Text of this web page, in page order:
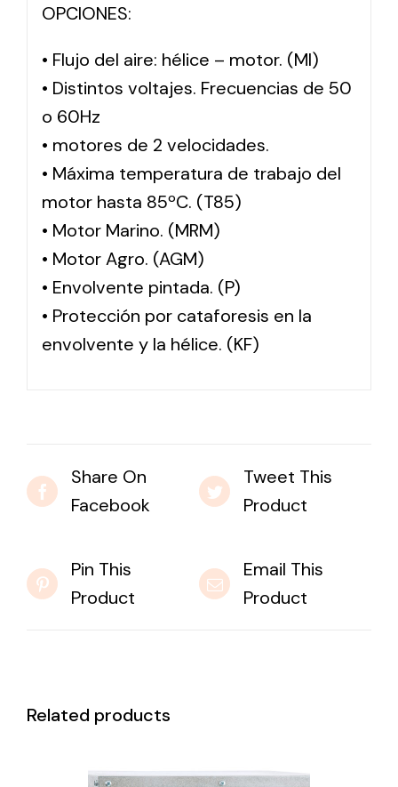
OPCIONES:
• Flujo del aire: hélice – motor. (MI)
• Distintos voltajes. Frecuencias de 50
o 60Hz
• motores de 2 velocidades.
• Máxima temperatura de trabajo del
motor hasta 85ºC. (T85)
• Motor Marino. (MRM)
• Motor Agro. (AGM)
• Envolvente pintada. (P)
• Protección por cataforesis en la
envolvente y la hélice. (KF)
Share On
Facebook
Tweet This
Product
Pin This
Product
Email This
Product
Related products